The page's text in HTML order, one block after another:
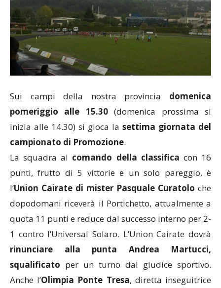
Sui campi della nostra provincia domenica
pomeriggio alle 15.30(domenica prossima si
inizia alle 14.30) si gioca la settima giornata del
campionato di Promozione.
La squadra al comando della classifica con 16
punti, frutto di 5 vittorie e un solo pareggio, è
l’Union Cairate di mister Pasquale Curatolo che
dopodomani riceverà il Portichetto, attualmente a
quota 11 punti e reduce dal successo interno per 2-
1 contro l’Universal Solaro. L’Union Cairate dovrà
rinunciare alla punta Andrea Martucci,
squalificato per un turno dal giudice sportivo.
Anche l’Olimpia Ponte Tresa, diretta inseguitrice